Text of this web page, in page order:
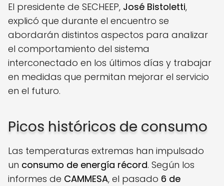
El presidente de SECHEEP, José Bistoletti,
explicó que durante el encuentro se
abordarán distintos aspectos para analizar
el comportamiento del sistema
interconectado en los últimos días y trabajar
en medidas que permitan mejorar el servicio
en el futuro.
Picos históricos de consumo
Las temperaturas extremas han impulsado
un consumo de energía récord. Según los
informes de CAMMESA, el pasado 6 de